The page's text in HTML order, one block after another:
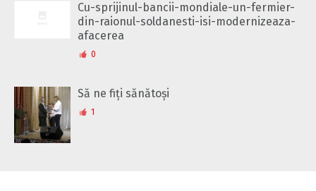
Cu-sprijinul-bancii-mondiale-un-fermier-
din-raionul-soldanesti-isi-modernizeaza-
afacerea
0
Să ne fiți sănătoși
1